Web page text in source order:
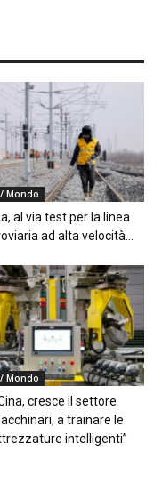
Mondo
al via test per la linea
ad alta velocità...
Mondo
cresce il settore
a trainare le
intelligenti”